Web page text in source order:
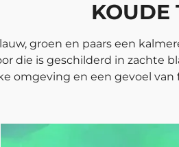
KOUDE
groen en paars een
die is geschilderd in
omgeving en een gevoel van